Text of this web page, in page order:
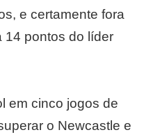
e certamente fora
14 pontos do líder
em cinco jogos de
o Newcastle e